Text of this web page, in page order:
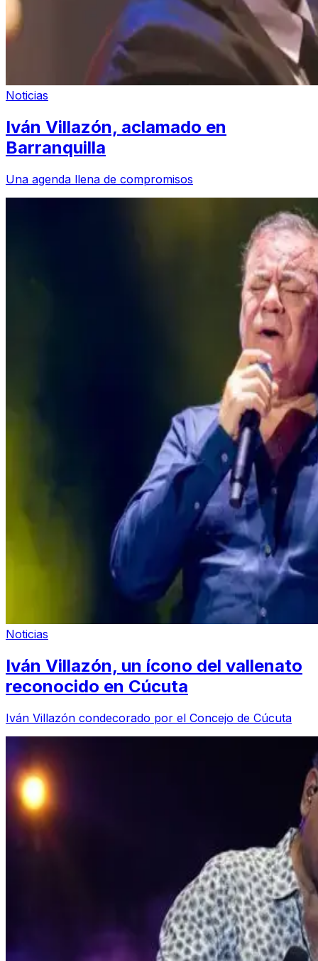
Noticias
Iván Villazón, aclamado en
Barranquilla
Una agenda llena de compromisos
Noticias
Iván Villazón, un ícono del vallenato
reconocido en Cúcuta
Iván Villazón condecorado por el Concejo de Cúcuta